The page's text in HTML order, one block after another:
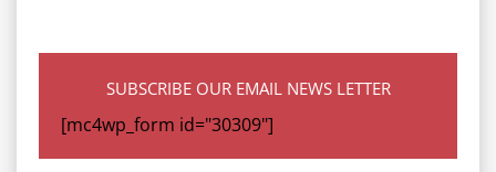
SUBSCRIBE OUR EMAIL NEWS LETTER
[mc4wp_form id="30309"]